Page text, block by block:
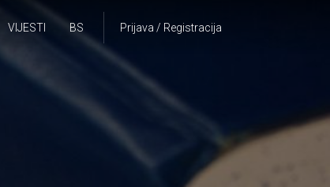
Prijava / Registracija
VIJESTI BS